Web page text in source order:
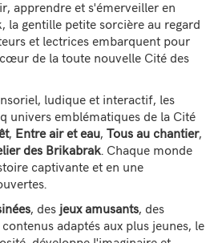
apprendre et s'émerveiller en
la gentille petite sorcière au regard
et lectrices embarquent pour
de la toute nouvelle Cité des
ludique et interactif, les
univers emblématiques de la Cité
, Entre air et eau, Tous au chantier,
des Brikabrak. Chaque monde
captivante et en une
, des jeux amusants, des
adaptés aux plus jeunes, le